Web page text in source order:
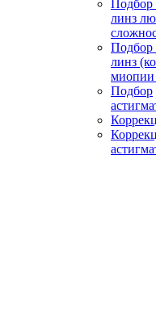
Подбор
линз
Подбор
линз
миопии
Подбор